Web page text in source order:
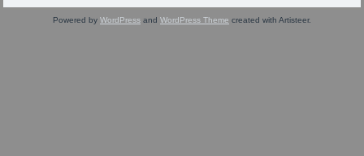
Powered by WordPress and WordPress Theme created with Artisteer.